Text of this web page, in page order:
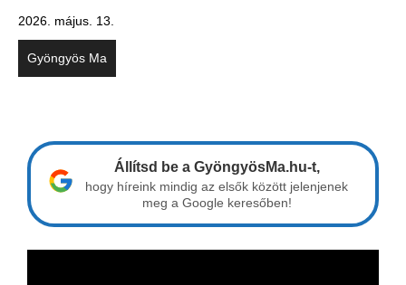
2026. május. 13.
Gyöngyös Ma
Állítsd be a GyöngyösMa.hu-t,
hogy híreink mindig az elsők között jelenjenek
meg a Google keresőben!